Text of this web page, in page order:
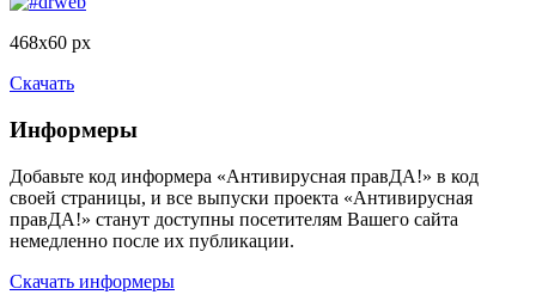
468x60 px
Скачать
Информеры
Добавьте код информера «Антивирусная правДА!» в код
своей страницы, и все выпуски проекта «Антивирусная
правДА!» станут доступны посетителям Вашего сайта
немедленно после их публикации.
Скачать информеры